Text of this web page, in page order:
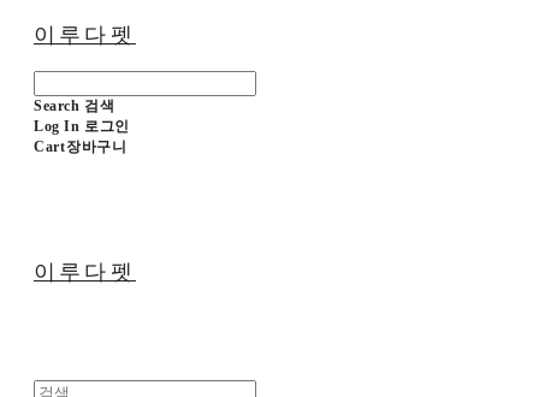
이루다펫
Search 검색
Log In 로그인
Cart장바구니
이루다펫